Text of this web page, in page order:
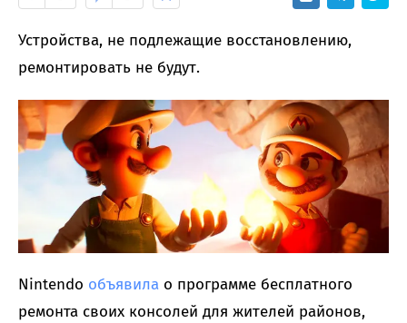
Устройства, не подлежащие восстановлению,
ремонтировать не будут.
Nintendo объявила о программе бесплатного
ремонта своих консолей для жителей районов,